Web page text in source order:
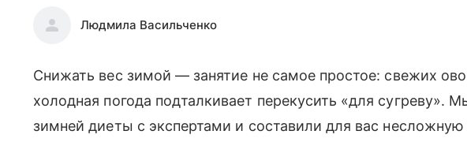
Людмила Васильченко
Снижать вес зимой — занятие не самое простое: свежих
холодная погода подталкивает перекусить «для сугреву».
зимней диеты с экспертами и составили для вас